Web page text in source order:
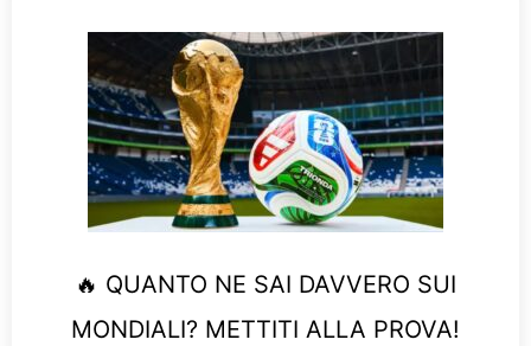
🔥 QUANTO NE SAI DAVVERO SUI
MONDIALI? METTITI ALLA PROVA!